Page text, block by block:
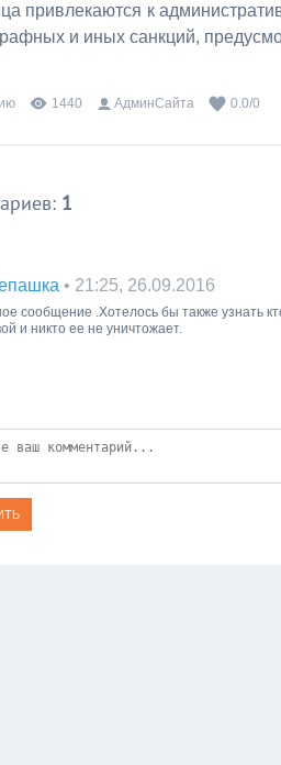
привлекаются к
и иных санкций,
1440 АдминСайта 0.0/0
: 1
• 21:25, 26.09.2016
сообщение .Хотелось бы также узнать
и никто ее не уничтожает.